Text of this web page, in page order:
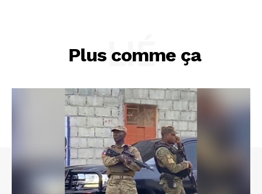
Plus comme ça
LIÉ